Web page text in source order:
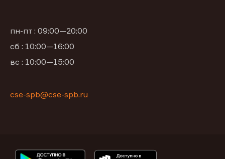
пн-пт : 09:00—20:00
сб : 10:00—16:00
вс : 10:00—15:00
cse-spb@cse-spb.ru